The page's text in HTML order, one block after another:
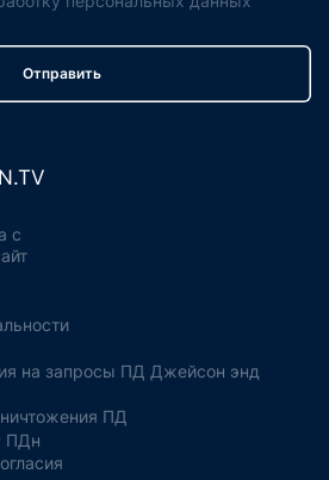
Отправить
с
на запросы ПД Джейсон энд
ПД
ПДн